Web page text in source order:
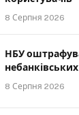
8 Серпня 2026
НБУ
8 Серпня 2026